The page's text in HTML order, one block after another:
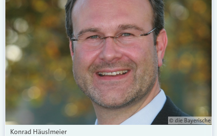
© die Bayerische
Konrad Häuslmeier